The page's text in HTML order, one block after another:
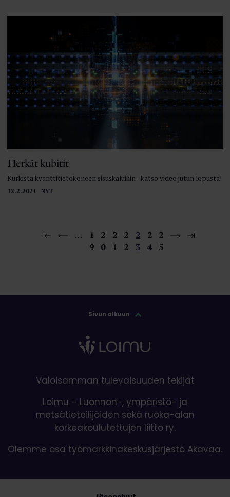
12.2.2021 NYT
Herkät kubitit
Kurkista kvanttitietokoneen sisuskaluihin - katso video jutun lopusta!
…
1
9
2
0
2
1
2
2
2
3
2
4
2
5
Sivun alkuun
Valoisamman tulevaisuuden tekijät
Loimu – Luonnon-, ympäristö- ja
metsätieteilijöiden sekä ruoka-alan
korkeakoulutettujen liitto ry.
Olemme osa työmarkkinakeskusjärjestö Akavaa.